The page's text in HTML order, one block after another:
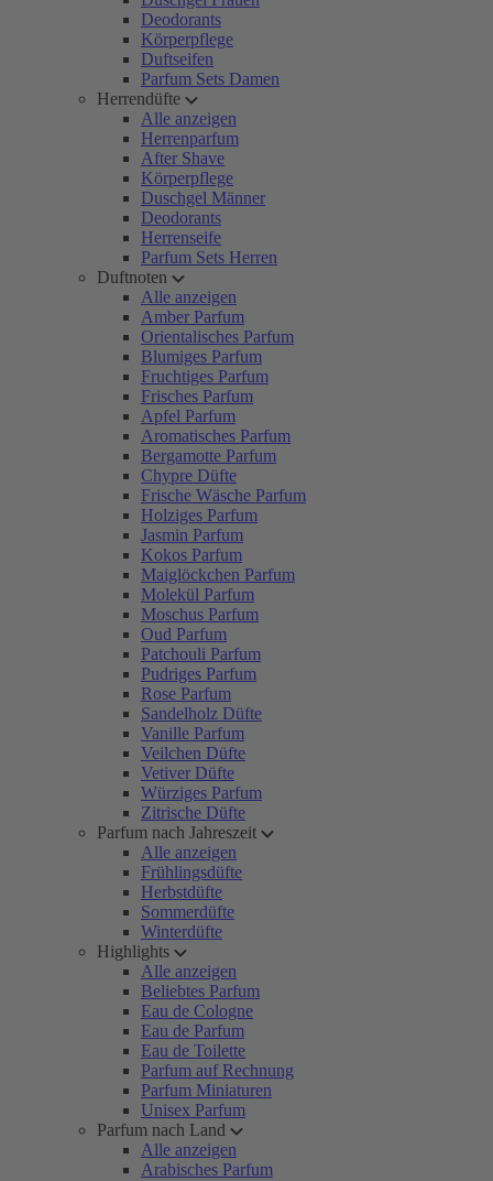
Deodorants
Körperpflege
Duftseifen
Parfum Sets Damen
Herrendüfte
Alle anzeigen
Herrenparfum
After Shave
Körperpflege
Duschgel Männer
Deodorants
Herrenseife
Parfum Sets Herren
Duftnoten
Alle anzeigen
Amber Parfum
Orientalisches Parfum
Blumiges Parfum
Fruchtiges Parfum
Frisches Parfum
Apfel Parfum
Aromatisches Parfum
Bergamotte Parfum
Chypre Düfte
Frische Wäsche Parfum
Holziges Parfum
Jasmin Parfum
Kokos Parfum
Maiglöckchen Parfum
Molekül Parfum
Moschus Parfum
Oud Parfum
Patchouli Parfum
Pudriges Parfum
Rose Parfum
Sandelholz Düfte
Vanille Parfum
Veilchen Düfte
Vetiver Düfte
Würziges Parfum
Zitrische Düfte
Parfum nach Jahreszeit
Alle anzeigen
Frühlingsdüfte
Herbstdüfte
Sommerdüfte
Winterdüfte
Highlights
Alle anzeigen
Beliebtes Parfum
Eau de Cologne
Eau de Parfum
Eau de Toilette
Parfum auf Rechnung
Parfum Miniaturen
Unisex Parfum
Parfum nach Land
Alle anzeigen
Arabisches Parfum